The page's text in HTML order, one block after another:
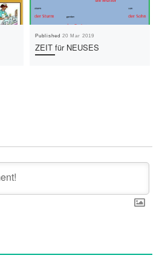
Published20 Mar 2019
ZEIT für NEUSES